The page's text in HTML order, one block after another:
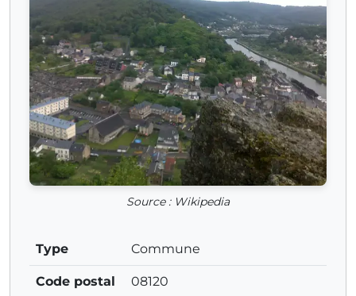
Source : Wikipedia
Type Commune
Code postal 08120